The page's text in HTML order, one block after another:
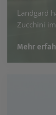
Landgard
Zucchini
Mehr